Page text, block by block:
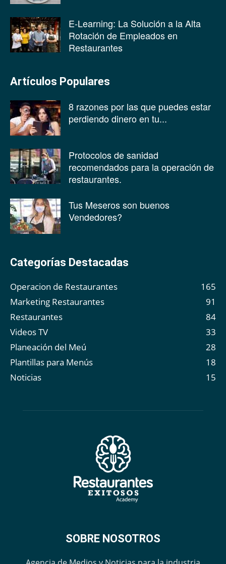
E-Learning: La Solución a la Alta
Rotación de Empleados en
Restaurantes
Artículos Populares
8 razones por las que puedes estar
perdiendo dinero en tu...
Protocolos de sanidad
recomendados para la operación de
restaurantes.
Tus Meseros son buenos
Vendedores?
Categorías Destacadas
Operacion de Restaurantes
165
Marketing Restaurantes
91
Restaurantes
84
Videos TV
33
Planeación del Meú
28
Plantillas para Menús
18
Noticias
15
SOBRE NOSOTROS